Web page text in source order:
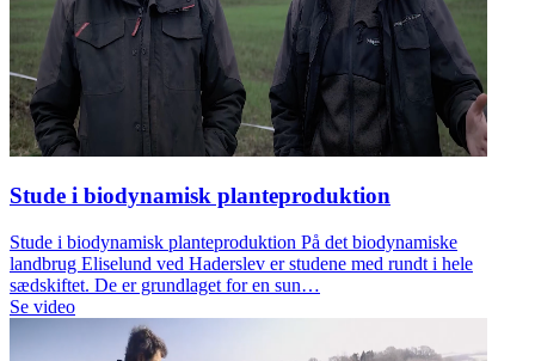
Stude i biodynamisk planteproduktion
Stude i biodynamisk planteproduktion På det biodynamiske
landbrug Eliselund ved Haderslev er studene med rundt i hele
sædskiftet. De er grundlaget for en sun…
Se video